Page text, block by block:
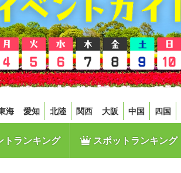
海 愛知 北陸 関西 大阪 中国 四国
ランキング スポットランキング